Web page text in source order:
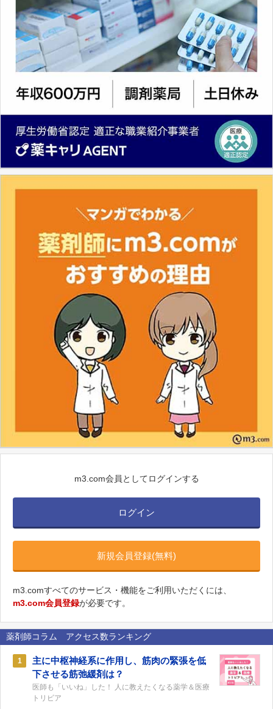
m3.com会員としてログインする
ログイン
新規会員登録(無料)
m3.comすべてのサービス・機能をご利用いただくには、
m3.com会員登録が必要です。
薬剤師コラム アクセス数ランキング
1
主に中枢神経系に作用し、筋肉の緊張を低
下させる筋弛緩剤は？
医師も「いいね」した！ 人に教えたくなる薬学＆医療
トリビア